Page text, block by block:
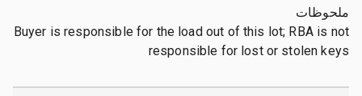
ملحوظات
Buyer is responsible for the load out of this lot; RBA is not
responsible for lost or stolen keys